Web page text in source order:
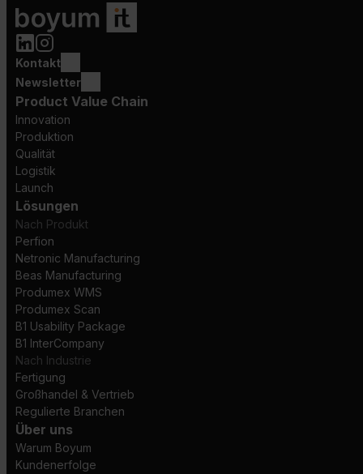
Kontakt
Newsletter
Product Value Chain
Innovation
Produktion
Qualität
Logistik
Launch
Lösungen
Nach Produkt
Perfion
Netronic Manufacturing
Beas Manufacturing
Produmex WMS
Produmex Scan
B1 Usability Package
B1 InterCompany
Nach Industrie
Fertigung
Großhandel & Vertrieb
Regulierte Branchen
Über uns
Warum Boyum
Kundenerfolge